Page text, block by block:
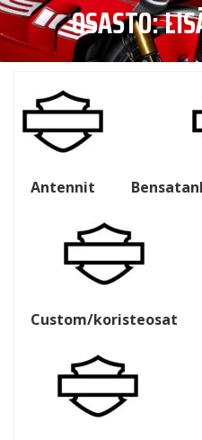
OSASTO:
Antennit
Custom/koristeosat